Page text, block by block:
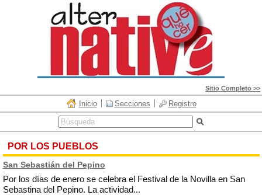
Sitio Completo >>
Inicio Secciones Registro
POR LOS PUEBLOS
San Sebastián del Pepino
Por los días de enero se celebra el Festival de la Novilla en San
Sebastina del Pepino. La actividad...